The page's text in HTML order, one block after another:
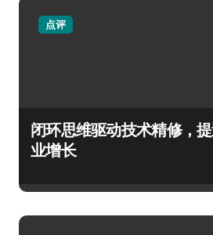
点评
闭环思维驱动技术精修，
业增长